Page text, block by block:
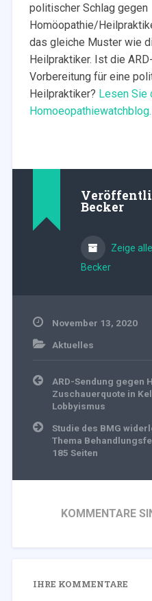
politischer Schlag gegen
Homöopathie/
das gleiche Muster wie
Heilpraktiker. Ist die
Vorbereitung für eine
Heilpraktiker? Lesen Sie
Homoeopathiewatchblog.
Becker
Zeige
Becker
November 13, 2020
Aktuelles
Beitragsnavigation
ARD-Sendung gegen
Zuschauerquote in
Lobbyismus
Studie des BMG
Thema
185 Seiten
KOMMENTARE
IHRE KOMMENTARE